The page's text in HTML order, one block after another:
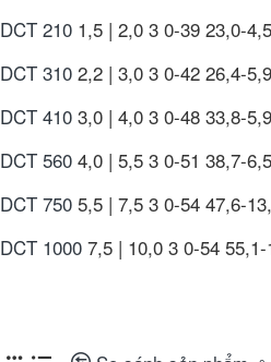
DCT 210 1,5 | 2,0 3 0-39 23,0-4,5
DCT 310 2,2 | 3,0 3 0-42 26,4-5,9
DCT 410 3,0 | 4,0 3 0-48 33,8-5,9
DCT 560 4,0 | 5,5 3 0-51 38,7-6,5
DCT 750 5,5 | 7,5 3 0-54 47,6-
DCT 1000 7,5 | 10,0 3 0-54